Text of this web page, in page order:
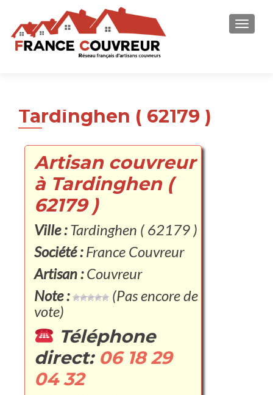
Tardinghen ( 62179 )
Artisan couvreur
à Tardinghen (
62179 )
Ville :Tardinghen ( 62179 )
Société :France Couvreur
Artisan :Couvreur
Note :
(Pas encore de
vote)
Téléphone
direct: 06 18 29
04 32